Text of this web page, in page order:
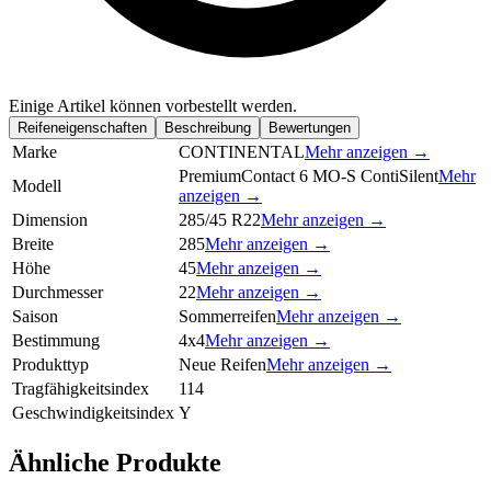
Einige Artikel können vorbestellt werden.
Reifeneigenschaften Beschreibung Bewertungen
Marke CONTINENTALMehr anzeigen →
Modell
PremiumContact 6 MO-S ContiSilentMehr
anzeigen →
Dimension
285/45 R22Mehr anzeigen →
Breite
285Mehr anzeigen →
Höhe
45Mehr anzeigen →
Durchmesser
22Mehr anzeigen →
Saison
SommerreifenMehr anzeigen →
Bestimmung
4x4Mehr anzeigen →
Produkttyp
Neue ReifenMehr anzeigen →
Tragfähigkeitsindex
114
Geschwindigkeitsindex Y
Ähnliche Produkte